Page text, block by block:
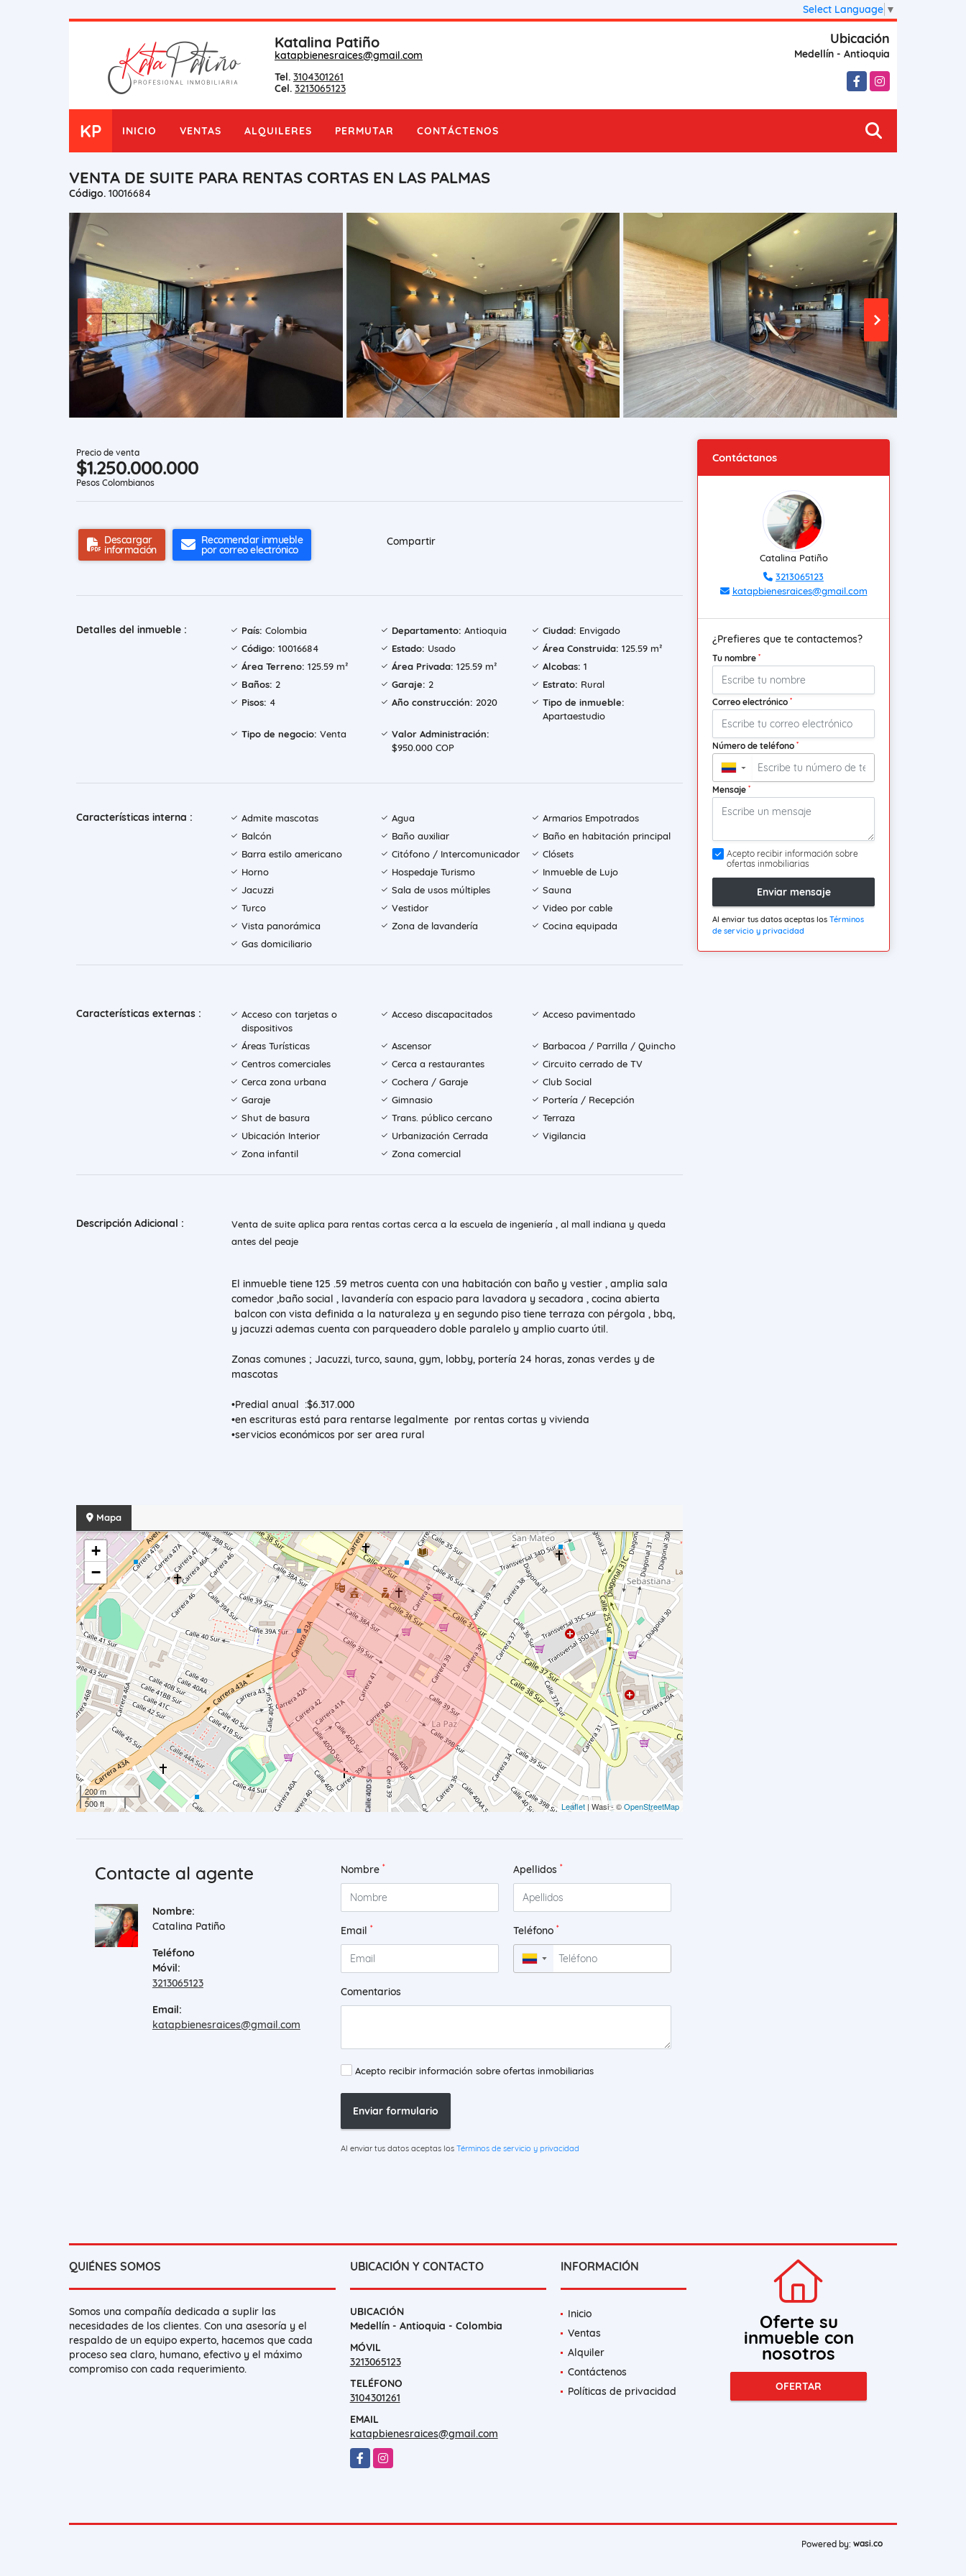
Select Language ▼
Katalina Patiño
katapbienesraices@gmail.com
Tel. 3104301261
Cel. 3213065123
Ubicación
Medellín - Antioquia
FacebookInstagram
KP INICIO VENTAS ALQUILERES PERMUTAR CONTÁCTENOS
VENTA DE SUITE PARA RENTAS CORTAS EN LAS PALMAS
Código. 10016684
Precio de venta
$1.250.000.000
Pesos Colombianos
Descargar
información
Recomendar inmueble
por correo electrónico
Compartir
Detalles del inmueble : País: Colombia Departamento: Antioquia Ciudad: Envigado
Código: 10016684 Estado: Usado Área Construida: 125.59 m²
Área Terreno: 125.59 m² Área Privada: 125.59 m² Alcobas: 1
Baños: 2 Garaje: 2 Estrato: Rural
Pisos: 4 Año construcción: 2020
Tipo de inmueble:
Apartaestudio
Tipo de negocio: Venta
Valor Administración:
$950.000 COP
Características interna : Admite mascotas Agua
Armarios Empotrados
Balcón
Baño auxiliar
Baño en habitación principal
Barra estilo americano
Citófono / Intercomunicador
Clósets
Horno
Hospedaje Turismo
Inmueble de Lujo
Jacuzzi
Sala de usos múltiples
Sauna
Turco
Vestidor
Video por cable
Vista panorámica
Zona de lavandería
Cocina equipada
Gas domiciliario
Características externas :
Acceso con tarjetas o
dispositivos
Acceso discapacitados Acceso pavimentado
Áreas Turísticas Ascensor
Barbacoa / Parrilla / Quincho
Centros comerciales
Cerca a restaurantes
Circuito cerrado de TV
Cerca zona urbana
Cochera / Garaje
Club Social
Garaje
Gimnasio
Portería / Recepción
Shut de basura
Trans. público cercano
Terraza
Ubicación Interior
Urbanización Cerrada
Vigilancia
Zona infantil
Zona comercial
Descripción Adicional :
Venta de suite aplica para rentas cortas cerca a la escuela de ingeniería , al mall indiana y queda
antes del peaje
El inmueble tiene 125 .59 metros cuenta con una habitación con baño y vestier , amplia sala
comedor ,baño social , lavandería con espacio para lavadora y secadora , cocina abierta
balcon con vista definida a la naturaleza y en segundo piso tiene terraza con pérgola , bbq,
y jacuzzi ademas cuenta con parqueadero doble paralelo y amplio cuarto útil.
Zonas comunes ; Jacuzzi, turco, sauna, gym, lobby, portería 24 horas, zonas verdes y de
mascotas
•Predial anual :$6.317.000
•en escrituras está para rentarse legalmente por rentas cortas y vivienda
•servicios económicos por ser area rural
Mapa
+
−
200 m
500 ft
Leaflet | Wasi - ©OpenStreetMap
Contacte al agente
Nombre:
Catalina Patiño
Teléfono
Móvil:
3213065123
Email:
katapbienesraices@gmail.com
Nombre * Apellidos *
Email * Teléfono *
▼
Comentarios
Acepto recibir información sobre ofertas inmobiliarias
Enviar formulario
Al enviar tus datos aceptas los Términos de servicio y privacidad
Contáctanos
Catalina Patiño
3213065123
katapbienesraices@gmail.com
¿Prefieres que te contactemos?
Tu nombre *
Correo electrónico *
Número de teléfono *
▼
Mensaje *
Acepto recibir información sobre
ofertas inmobiliarias
Enviar mensaje
Al enviar tus datos aceptas los Términos
de servicio y privacidad
QUIÉNES SOMOS
Somos una compañía dedicada a suplir las
necesidades de los clientes. Con una asesoría y el
respaldo de un equipo experto, hacemos que cada
proceso sea claro, humano, efectivo y el máximo
compromiso con cada requerimiento.
UBICACIÓN Y CONTACTO
UBICACIÓN
Medellín - Antioquia - Colombia
MÓVIL
3213065123
TELÉFONO
3104301261
EMAIL
katapbienesraices@gmail.com
FacebookInstagram
INFORMACIÓN
Inicio
Ventas
Alquiler
Contáctenos
Políticas de privacidad
Oferte su
inmueble con
nosotros
OFERTAR
Powered by: wasi.co